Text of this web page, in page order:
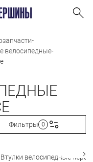
-
велосипедные-
Фильтры 0
Втулки велосипедные